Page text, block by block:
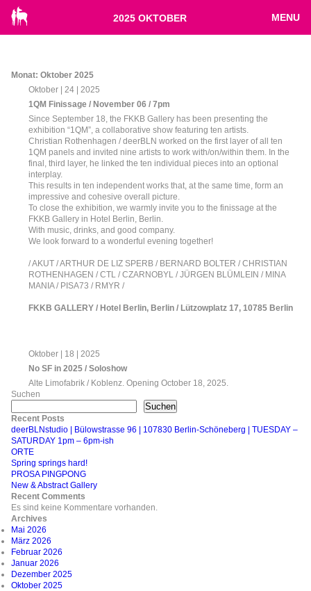
2025 OKTOBER MENU
Monat: Oktober 2025
Oktober | 24 | 2025
1QM Finissage / November 06 / 7pm
Since September 18, the FKKB Gallery has been presenting the
exhibition “1QM”, a collaborative show featuring ten artists.
Christian Rothenhagen / deerBLN worked on the first layer of all ten
1QM panels and invited nine artists to work with/on/within them. In the
final, third layer, he linked the ten individual pieces into an optional
interplay.
This results in ten independent works that, at the same time, form an
impressive and cohesive overall picture.
To close the exhibition, we warmly invite you to the finissage at the
FKKB Gallery in Hotel Berlin, Berlin.
With music, drinks, and good company.
We look forward to a wonderful evening together!
/ AKUT / ARTHUR DE LIZ SPERB / BERNARD BOLTER / CHRISTIAN
ROTHENHAGEN / CTL / CZARNOBYL / JÜRGEN BLÜMLEIN / MINA
MANIA / PISA73 / RMYR /
FKKB GALLERY / Hotel Berlin, Berlin / Lützowplatz 17, 10785 Berlin
Oktober | 18 | 2025
No SF in 2025 / Soloshow
Alte Limofabrik / Koblenz. Opening October 18, 2025.
Suchen
Suchen
Recent Posts
deerBLNstudio | Bülowstrasse 96 | 107830 Berlin-Schöneberg | TUESDAY –
SATURDAY 1pm – 6pm-ish
ORTE
Spring springs hard!
PROSA PINGPONG
New & Abstract Gallery
Recent Comments
Es sind keine Kommentare vorhanden.
Archives
Mai 2026
März 2026
Februar 2026
Januar 2026
Dezember 2025
Oktober 2025